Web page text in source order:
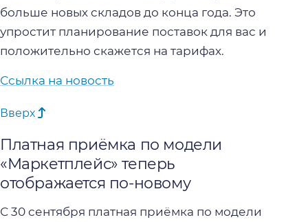
больше новых складов до конца года. Это
упростит планирование поставок для вас и
положительно скажется на тарифах.
Ссылка на новость
Вверх
Платная приёмка по модели
«Маркетплейс» теперь
отображается по-новому
С 30 сентября платная приёмка по модели